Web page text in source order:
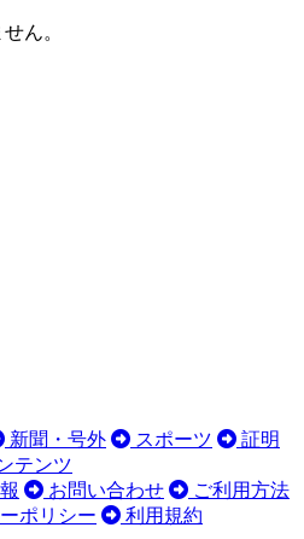
ん。
新聞・号外 スポーツ
証明
テンツ
お問い合わせ
ご利用方法
ポリシー
利用規約